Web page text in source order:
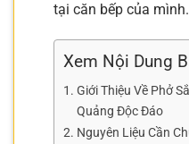
tại căn bếp của mình.
Xem Nội Dung
Giới Thiệu Về Phở
Quảng Độc Đáo
Nguyên Liệu Cần